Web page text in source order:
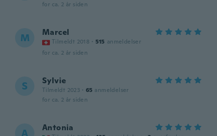
for ca. 2 år siden
M Marcel
Tilmeldt 2018 · 515 anmeldelser
for ca. 2 år siden
S Sylvie
Tilmeldt 2023 · 65 anmeldelser
for ca. 2 år siden
A Antonia